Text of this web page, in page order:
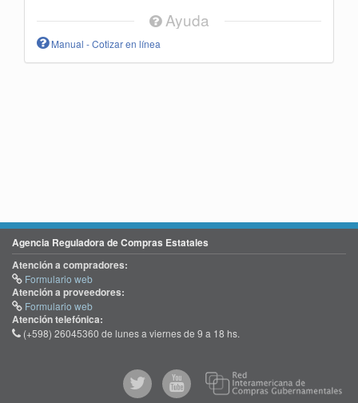
Ayuda
Manual - Cotizar en línea
Agencia Reguladora de Compras Estatales
Atención a compradores:
Formulario web
Atención a proveedores:
Formulario web
Atención telefónica:
(+598) 26045360 de lunes a viernes de 9 a 18 hs.
@comprasgubuy
ACCE